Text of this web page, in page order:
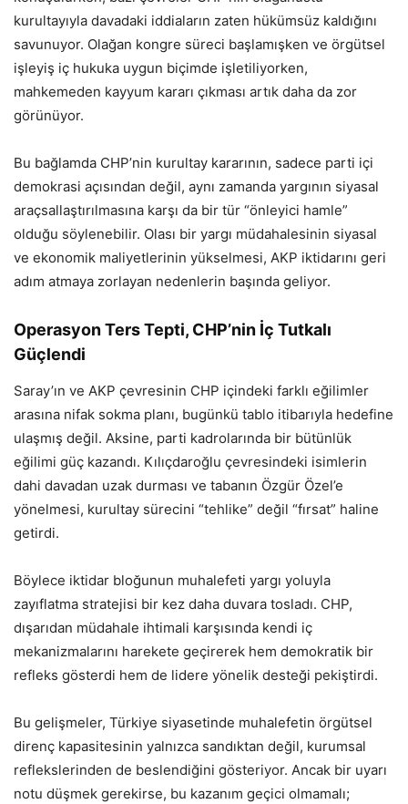
kurultayıyla davadaki iddiaların zaten hükümsüz kaldığını
savunuyor. Olağan kongre süreci başlamışken ve örgütsel
işleyiş iç hukuka uygun biçimde işletiliyorken,
mahkemeden kayyum kararı çıkması artık daha da zor
görünüyor.
Bu bağlamda CHP’nin kurultay kararının, sadece parti içi
demokrasi açısından değil, aynı zamanda yargının siyasal
araçsallaştırılmasına karşı da bir tür “önleyici hamle”
olduğu söylenebilir. Olası bir yargı müdahalesinin siyasal
ve ekonomik maliyetlerinin yükselmesi, AKP iktidarını geri
adım atmaya zorlayan nedenlerin başında geliyor.
Operasyon Ters Tepti, CHP’nin İç Tutkalı
Güçlendi
Saray’ın ve AKP çevresinin CHP içindeki farklı eğilimler
arasına nifak sokma planı, bugünkü tablo itibarıyla hedefine
ulaşmış değil. Aksine, parti kadrolarında bir bütünlük
eğilimi güç kazandı. Kılıçdaroğlu çevresindeki isimlerin
dahi davadan uzak durması ve tabanın Özgür Özel’e
yönelmesi, kurultay sürecini “tehlike” değil “fırsat” haline
getirdi.
Böylece iktidar bloğunun muhalefeti yargı yoluyla
zayıflatma stratejisi bir kez daha duvara tosladı. CHP,
dışarıdan müdahale ihtimali karşısında kendi iç
mekanizmalarını harekete geçirerek hem demokratik bir
refleks gösterdi hem de lidere yönelik desteği pekiştirdi.
Bu gelişmeler, Türkiye siyasetinde muhalefetin örgütsel
direnç kapasitesinin yalnızca sandıktan değil, kurumsal
reflekslerinden de beslendiğini gösteriyor. Ancak bir uyarı
notu düşmek gerekirse, bu kazanım geçici olmamalı;